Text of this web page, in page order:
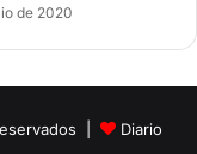
de 2020
| Diario